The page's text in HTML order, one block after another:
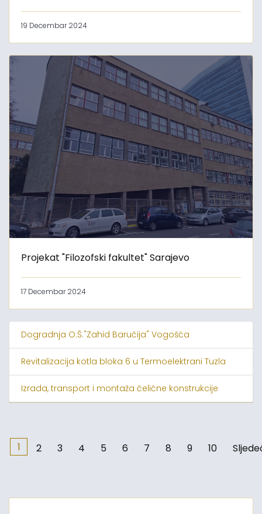
19 Decembar 2024
Projekat "Filozofski fakultet" Sarajevo
17 Decembar 2024
Dogradnja O.Š."Zahid Baručija" Vogošća
Revitalizacija kotla bloka 6 u Termoelektrani Tuzla
Izrada, transport i montaža čelične konstrukcije
1 2 3 4 5 6 7 8 9 10